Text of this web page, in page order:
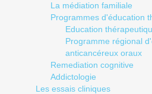
La médiation familiale
Programmes d'éducation
Education
Programme régional
anticancéreux oraux
Remediation cognitive
Addictologie
Les essais cliniques